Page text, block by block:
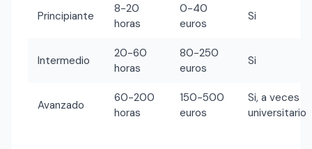
Principiante
8-20
horas
0-40
euros
Si
Intermedio
20-60
horas
80-250
euros
Si
Avanzado
60-200
horas
150-500
euros
Si, a veces
universitario